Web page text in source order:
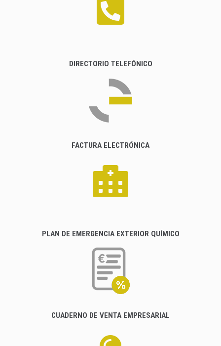
DIRECTORIO TELEFÓNICO
FACTURA ELECTRÓNICA
PLAN DE EMERGENCIA EXTERIOR QUÍMICO
CUADERNO DE VENTA EMPRESARIAL